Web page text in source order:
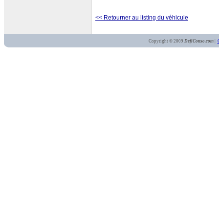
<< Retourner au listing du véhicule
Copyright © 2009 DefiConso.com|